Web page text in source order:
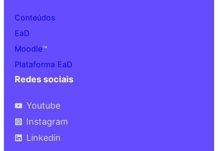
Conteúdos
EaD
Moodle™
Plataforma EaD
Redes sociais
Youtube
Instagram
Linkedin